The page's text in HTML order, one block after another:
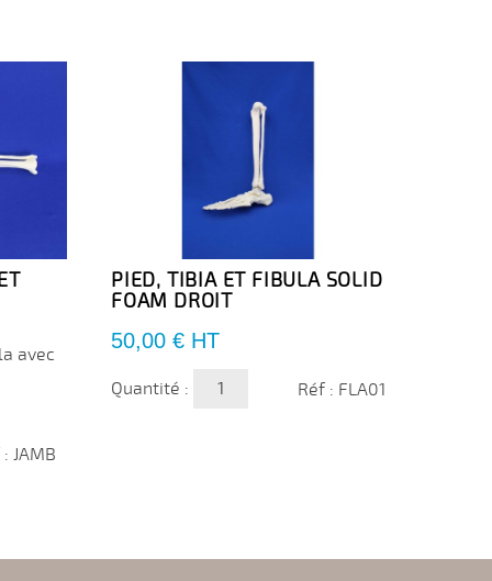
avec
JAMB
PIED, TIBIA ET FIBULA SOLID
FOAM DROIT
Prix
50,00 € HT
Quantité : Réf : FLA01